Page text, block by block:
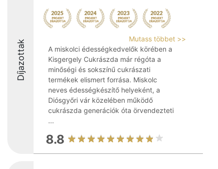
Díjazottak
Mutass többet >>
A miskolci édességkedvelők körében a
Kisgergely Cukrászda már régóta a
minőségi és sokszínű cukrászati
termékek elismert forrása. Miskolc
neves édességkészítő helyeként, a
Diósgyőri vár közelében működő
cukrászda generációk óta örvendezteti
...
8.8